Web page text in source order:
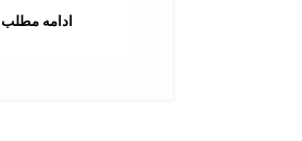
ادامه مطلب